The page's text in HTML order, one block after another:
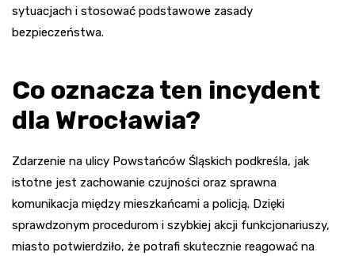
sytuacjach i stosować podstawowe zasady
bezpieczeństwa.
Co oznacza ten incydent
dla Wrocławia?
Zdarzenie na ulicy Powstańców Śląskich podkreśla, jak
istotne jest zachowanie czujności oraz sprawna
komunikacja między mieszkańcami a policją. Dzięki
sprawdzonym procedurom i szybkiej akcji funkcjonariuszy,
miasto potwierdziło, że potrafi skutecznie reagować na